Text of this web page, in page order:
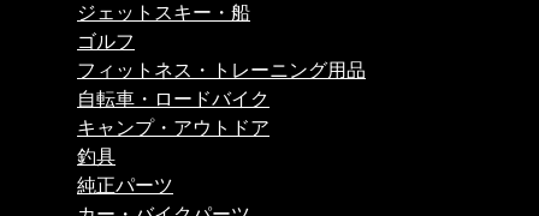
ジェットスキー・船
ゴルフ
フィットネス・トレーニング用品
自転車・ロードバイク
キャンプ・アウトドア
釣具
純正パーツ